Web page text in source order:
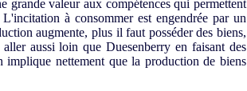
grande valeur aux compétences qui permettent
à consommer est engendrée par un
augmente, plus il faut posséder des biens,
aussi loin que Duesenberry en faisant des
implique nettement que la production de biens